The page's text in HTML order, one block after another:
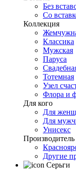
Без
Со
Коллекция
Классика
Мужская
Паруса
Тотемная
Узел
Флора и
Для кого
Для
Для
Унисекс
Производитель
Другие
Серьги